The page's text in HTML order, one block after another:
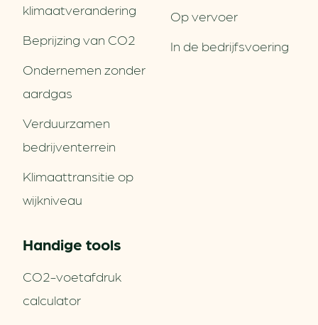
klimaatverandering
Beprijzing van CO2
Ondernemen zonder
aardgas
Verduurzamen
bedrijventerrein
Klimaattransitie op
wijkniveau
Op vervoer
In de bedrijfsvoering
Handige tools
CO2-voetafdruk
calculator